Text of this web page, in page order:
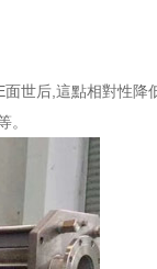
后,這點相對性降低
。